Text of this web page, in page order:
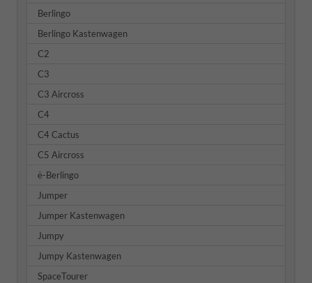
Berlingo
Berlingo Kastenwagen
C2
C3
C3 Aircross
C4
C4 Cactus
C5 Aircross
ë-Berlingo
Jumper
Jumper Kastenwagen
Jumpy
Jumpy Kastenwagen
SpaceTourer